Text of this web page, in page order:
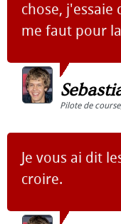
chose,
me faut pour
Pilote de course,
Je vous ai dit
croire.